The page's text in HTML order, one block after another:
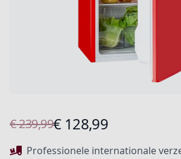
Product informatie
€ 239,99€ 128,99
Beschrijving
Professionele internationale